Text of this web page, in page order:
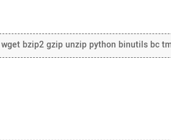
bzip2 gzip unzip python binutils bc